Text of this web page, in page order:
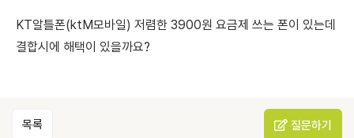
KT알틀폰(ktM모바일) 저렴한 3900원 요금제 쓰는 폰이 있는데
결합시에 해택이 있을까요?
목록 질문하기